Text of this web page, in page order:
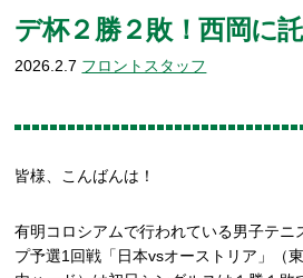
デ杯２勝２敗！西岡に
2026.2.7 フロントスタッフ
皆様、こんばんは！
有明コロシアムで行われている男子テニ
プ予選1回戦「日本vsオーストリア」（